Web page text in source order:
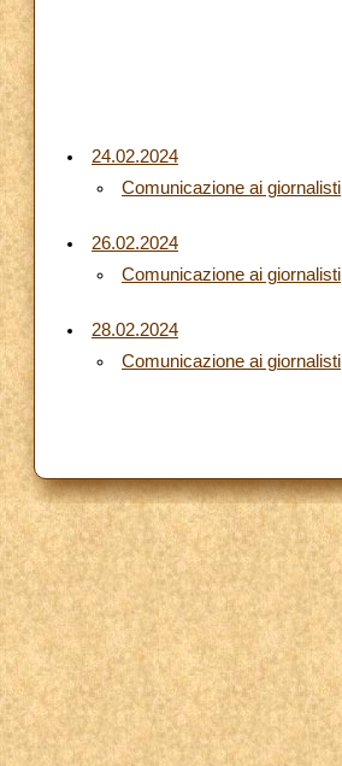
24.02.2024
Comunicazione ai giornalisti
26.02.2024
Comunicazione ai giornalisti
28.02.2024
Comunicazione ai giornalisti